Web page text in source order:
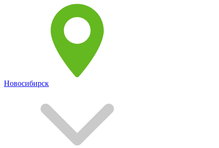
Новосибирск